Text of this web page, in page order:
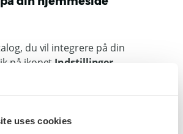
uses cookies
du vil integrere på din
på ikonet Indstillinger